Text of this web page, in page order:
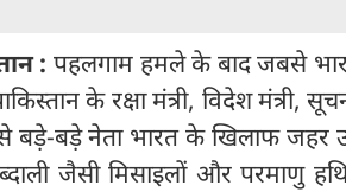
: पहलगाम हमले के बाद जबसे
के रक्षा मंत्री, विदेश मंत्री,
बड़े-बड़े नेता भारत के खिलाफ
जैसी मिसाइलों और परमाणु